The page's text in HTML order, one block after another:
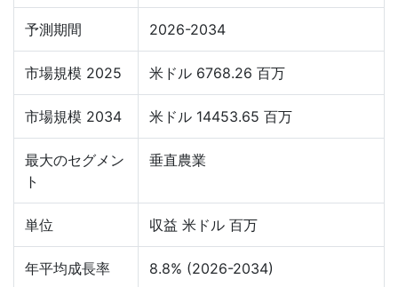
予測期間 2026-2034
市場規模 2025 米ドル 6768.26 百万
市場規模 2034 米ドル 14453.65 百万
最大のセグメン
ト
垂直農業
単位 収益 米ドル 百万
年平均成長率 8.8% (2026-2034)